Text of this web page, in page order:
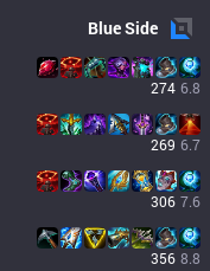
BlueSide
274 6.8
269 6.7
306 7.6
356 8.8